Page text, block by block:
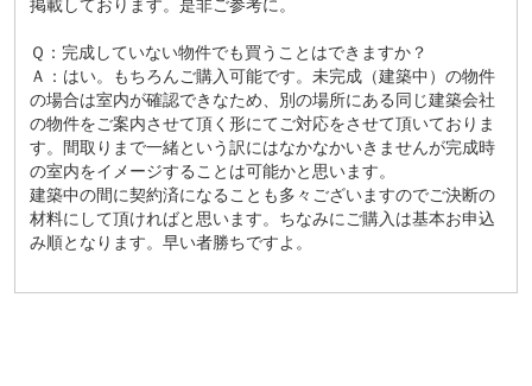
掲載しております。是非ご参考に。
Ｑ：完成していない物件でも買うことはできますか？
Ａ：はい。もちろんご購入可能です。未完成（建築中）の物件
の場合は室内が確認できなため、別の場所にある同じ建築会社
の物件をご案内させて頂く形にてご対応をさせて頂いておりま
す。間取りまで一緒という訳にはなかなかいきませんが完成時
の室内をイメージすることは可能かと思います。
建築中の間に契約済になることも多々ございますのでご決断の
材料にして頂ければと思います。ちなみにご購入は基本お申込
み順となります。早い者勝ちですよ。